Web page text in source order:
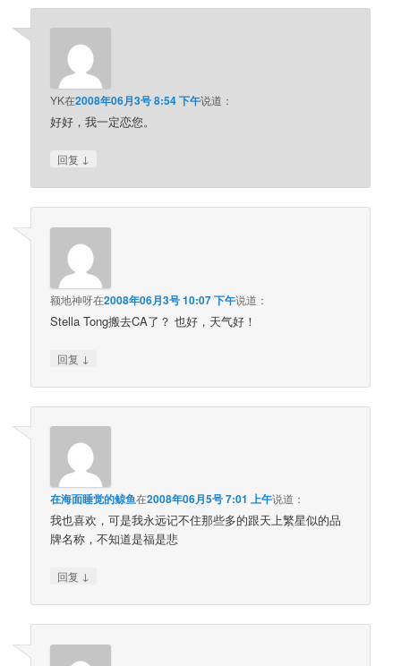
YK在2008年06月3号 8:54 下午说道：
好好，我一定恋您。
回复 ↓
额地神呀在2008年06月3号 10:07 下午说道：
Stella Tong搬去CA了？ 也好，天气好！
回复 ↓
在海面睡觉的鲸鱼在2008年06月5号 7:01 上午说道：
我也喜欢，可是我永远记不住那些多的跟天上繁星似的品
牌名称，不知道是福是悲
回复 ↓